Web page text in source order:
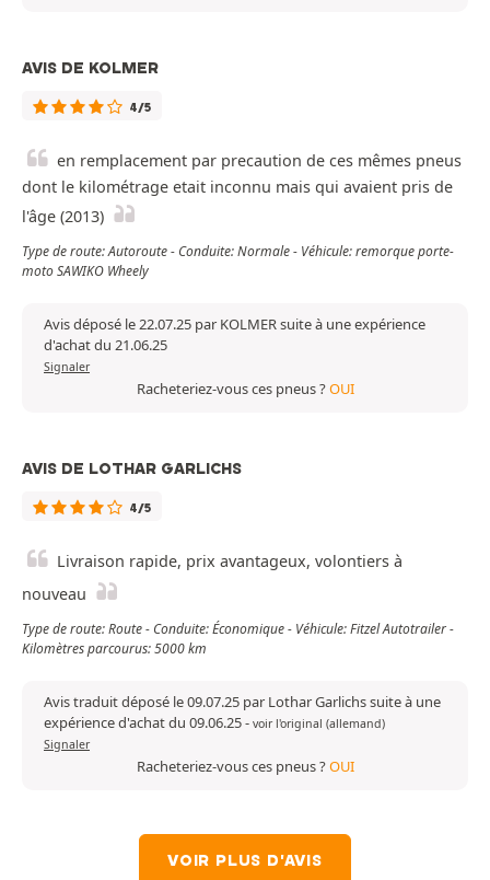
AVIS DE KOLMER
4/5
en remplacement par precaution de ces mêmes pneus
dont le kilométrage etait inconnu mais qui avaient pris de
l'âge (2013)
Type de route: Autoroute - Conduite: Normale - Véhicule: remorque porte-
moto SAWIKO Wheely
Avis déposé le 22.07.25 par KOLMER suite à une expérience
d'achat du 21.06.25
Signaler
Racheteriez-vous ces pneus ?OUI
AVIS DE LOTHAR GARLICHS
4/5
Livraison rapide, prix avantageux, volontiers à
nouveau
Type de route: Route - Conduite: Économique - Véhicule: Fitzel Autotrailer -
Kilomètres parcourus: 5000 km
Avis traduit déposé le 09.07.25 par Lothar Garlichs suite à une
expérience d'achat du 09.06.25- voir l'original (allemand)
Signaler
Racheteriez-vous ces pneus ?OUI
VOIR PLUS D'AVIS